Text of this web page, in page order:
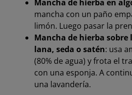
Mancha de hierba en
mancha con un paño
limón. Luego pasar la
Mancha de hierba
lana, seda o satén: usa
(80% de agua) y frota el
con una esponja. A
una lavandería.